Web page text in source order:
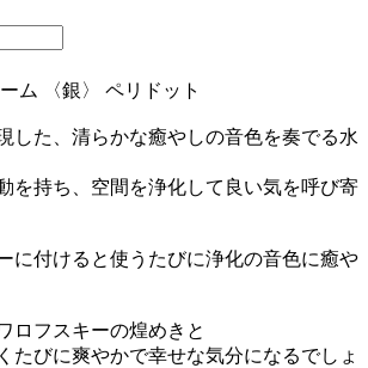
ム 〈銀〉 ペリドット
した、清らかな癒やしの音色を奏でる水
を持ち、空間を浄化して良い気を呼び寄
に付けると使うたびに浄化の音色に癒や
ロフスキーの煌めきと
たびに爽やかで幸せな気分になるでしょ